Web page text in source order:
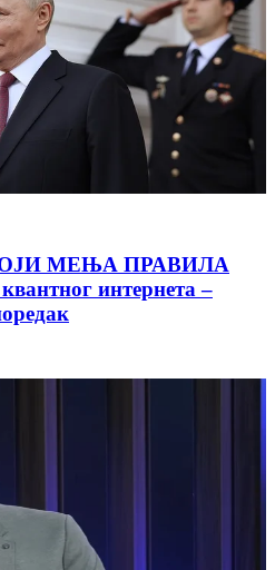
МЕЊА ПРАВИЛА
интернета –